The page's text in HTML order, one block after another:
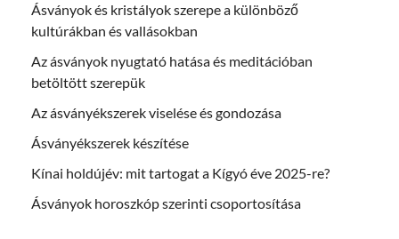
Ásványok és kristályok szerepe a különböző
kultúrákban és vallásokban
Az ásványok nyugtató hatása és meditációban
betöltött szerepük
Az ásványékszerek viselése és gondozása
Ásványékszerek készítése
Kínai holdújév: mit tartogat a Kígyó éve 2025-re?
Ásványok horoszkóp szerinti csoportosítása